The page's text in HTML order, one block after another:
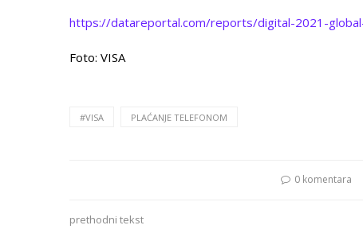
https://datareportal.com/reports/digital-2021-
Foto: VISA
#VISA PLAĆANJE TELEFONOM
0 komentara
prethodni tekst